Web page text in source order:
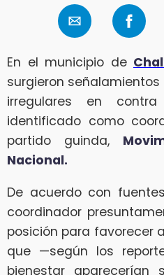
En el municipio de
surgieron
irregulares en
identificado como
partido guinda,
Nacional.
De acuerdo con
coordinador
posición para favorecer
que —según los
bienestar aparecerían